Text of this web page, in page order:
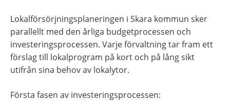
Lokalförsörjningsplaneringen i Skara kommun sker
parallellt med den årliga budgetprocessen och
investeringsprocessen. Varje förvaltning tar fram ett
förslag till lokalprogram på kort och på lång sikt
utifrån sina behov av lokalytor.
Första fasen av investeringsprocessen: